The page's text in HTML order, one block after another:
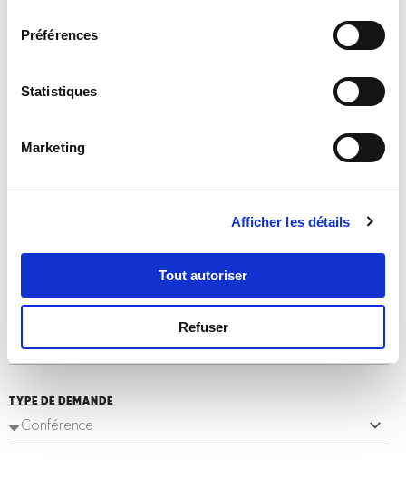
Préférences
Statistiques
Marketing
Afficher les détails
Tout autoriser
Refuser
EMAIL
TYPE DE DEMANDE